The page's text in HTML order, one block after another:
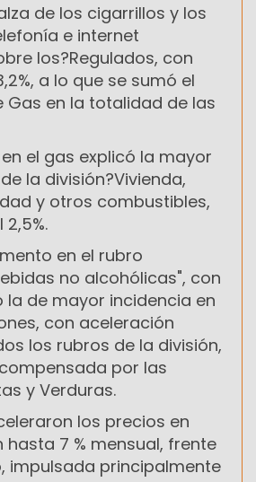
de los cigarrillos y los
e internet
los?Regulados, con
a lo que se sumó el
Gas en la totalidad de las
el gas explicó la mayor
la división?Vivienda,
y otros combustibles,
en el rubro
no alcohólicas", con
la de mayor incidencia en
con aceleración
los rubros de la división,
por las
y Verduras.
los precios en
7 % mensual, frente
impulsada principalmente